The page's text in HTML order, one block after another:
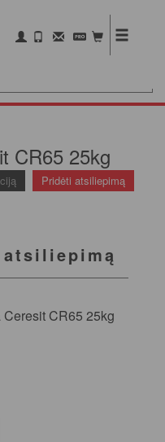
CR65 25kg
Pridėti atsiliepimą
CR65 25kg